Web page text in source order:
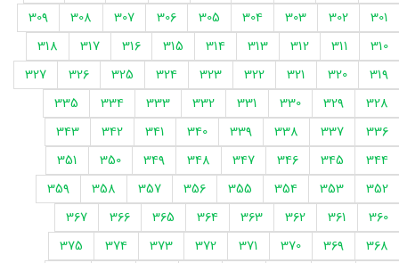
301
302
303
304
305
306
307
308
309
310
311
312
313
314
315
316
317
318
319
320
321
322
323
324
325
326
327
328
329
330
331
332
333
334
335
336
337
338
339
340
341
342
343
344
345
346
347
348
349
350
351
352
353
354
355
356
357
358
359
360
361
362
363
364
365
366
367
368
369
370
371
372
373
374
375